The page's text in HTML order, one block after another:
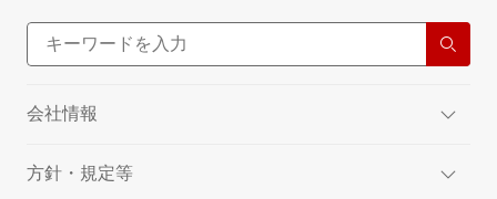
※1 海外の対象国と地域に関して、詳しくは Web をご確
海外ローミング（データ通信）：
https://business.mobile.rakuten.co.jp/service/inter
会社情報
方針・規定等